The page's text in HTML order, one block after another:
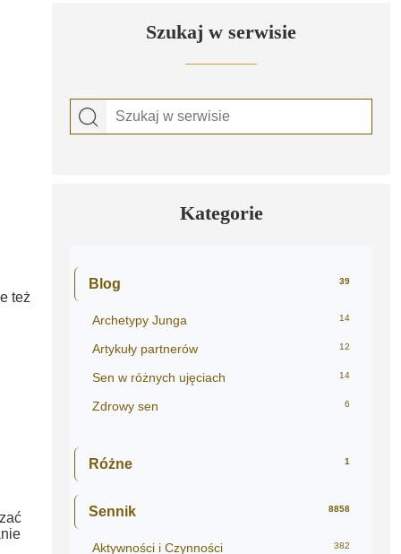
też
Szukaj w serwisie
Kategorie
Blog 39
Archetypy Junga 14
Artykuły partnerów 12
Sen w różnych ujęciach 14
Zdrowy sen 6
Różne 1
Sennik 8858
Aktywności i Czynności 382